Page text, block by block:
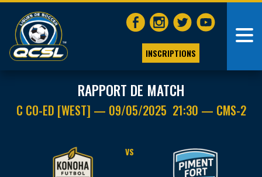
INSCRIPTIONS
RAPPORT DE MATCH
C CO-ED [WEST] — 09/05/2025 21:30 — CMS-2
VS